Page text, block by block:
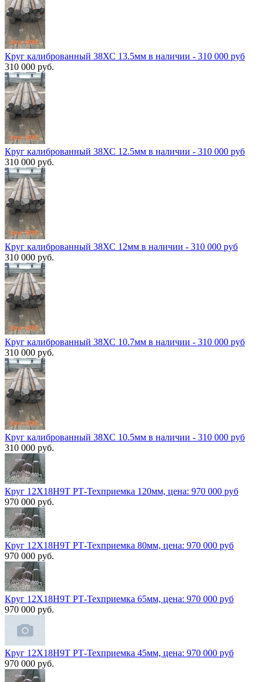
Круг калиброванный 38ХС 13.5мм в наличии - 310 000 руб
310 000 руб.
Круг калиброванный 38ХС 12.5мм в наличии - 310 000 руб
310 000 руб.
Круг калиброванный 38ХС 12мм в наличии - 310 000 руб
310 000 руб.
Круг калиброванный 38ХС 10.7мм в наличии - 310 000 руб
310 000 руб.
Круг калиброванный 38ХС 10.5мм в наличии - 310 000 руб
310 000 руб.
Круг 12Х18Н9Т РТ-Техприемка 120мм, цена: 970 000 руб
970 000 руб.
Круг 12Х18Н9Т РТ-Техприемка 80мм, цена: 970 000 руб
970 000 руб.
Круг 12Х18Н9Т РТ-Техприемка 65мм, цена: 970 000 руб
970 000 руб.
Круг 12Х18Н9Т РТ-Техприемка 45мм, цена: 970 000 руб
970 000 руб.